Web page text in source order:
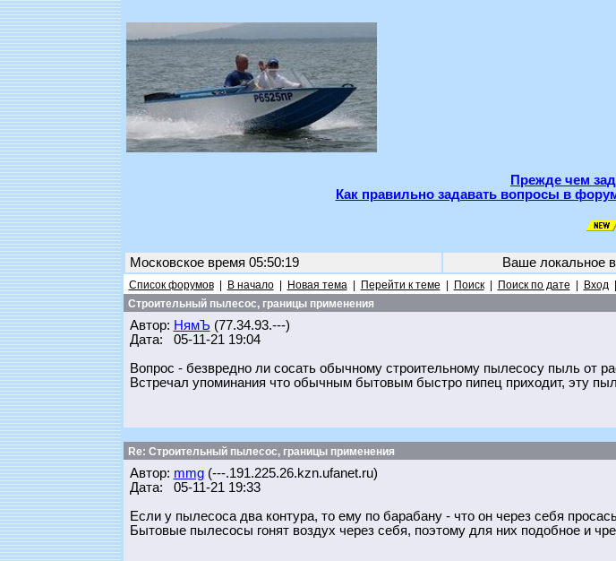
Прежде чем
Как правильно задавать вопросы в
Московское время 05:50:19 Ваше локальное
Список форумов| В начало| Новая тема| Перейти к теме Поиск| Поиск по дате Вход|
Строительный пылесос, границы применения
Автор: НямЪ (77.34.93.---)
Дата: 05-11-21 19:04
Вопрос - безвредно ли сосать обычному строительному пылесосу пыль от
Встречал упоминания что обычным бытовым быстро пипец приходит, эту
Re: Строительный пылесос, границы применения
Автор: mmg(---.191.225.26.kzn.ufanet.ru)
Дата: 05-11-21 19:33
Если у пылесоса два контура, то ему по барабану - что он через себя
Бытовые пылесосы гонят воздух через себя, поэтому для них подобное и